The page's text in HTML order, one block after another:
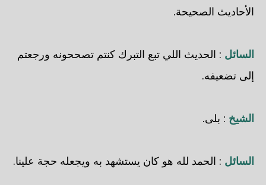
الأحاديث الصحيحة.
السائل : الحديث اللي تبع التبرك كنتم تصححونه ورجعتم
إلى تضعيفه.
الشيخ : بلى.
السائل : الحمد لله هو كان يستشهد به ويجعله حجة علينا.